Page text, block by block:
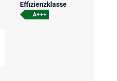
Effizienzklasse
A+++